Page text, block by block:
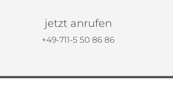
jetzt anrufen
+49-711-5 50 86 86